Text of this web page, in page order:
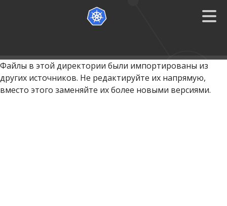
Файлы в этой директории были импортированы из
других источников. Не редактируйте их напрямую,
вместо этого заменяйте их более новыми версиями.